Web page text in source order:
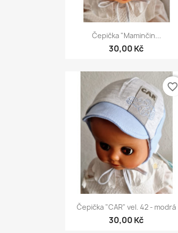
Rychlý náhled
Čepička "Maminčin...
30,00 Kč
Rychlý náhled
Čepička "CAR" vel. 42 - modrá
30,00 Kč
favorite_border